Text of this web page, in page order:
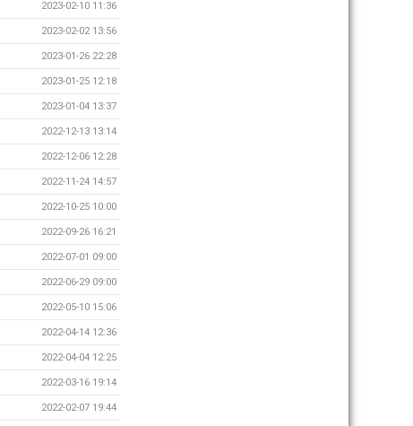
2023-02-10 11:36
2023-02-02 13:56
2023-01-26 22:28
2023-01-25 12:18
2023-01-04 13:37
2022-12-13 13:14
2022-12-06 12:28
2022-11-24 14:57
2022-10-25 10:00
2022-09-26 16:21
2022-07-01 09:00
2022-06-29 09:00
2022-05-10 15:06
2022-04-14 12:36
2022-04-04 12:25
2022-03-16 19:14
2022-02-07 19:44